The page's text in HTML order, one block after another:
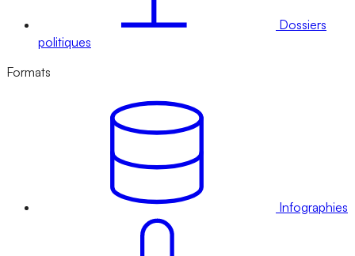
Dossiers
politiques
Formats
Infographies